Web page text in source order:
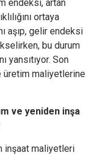
endeksi, artan
ortaya
aşıp, gelir endeksi
bu durum
yansıtıyor. Son
üretim maliyetlerine
ve yeniden inşa
inşaat maliyetleri